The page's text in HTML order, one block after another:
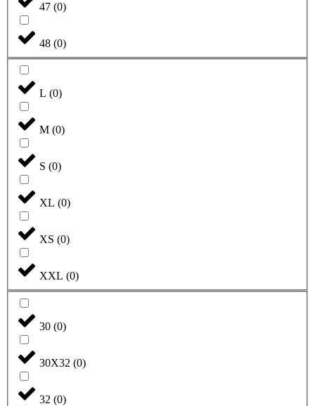
47 (0)
48 (0)
L (0)
M (0)
S (0)
XL (0)
XS (0)
XXL (0)
30 (0)
30X32 (0)
32 (0)